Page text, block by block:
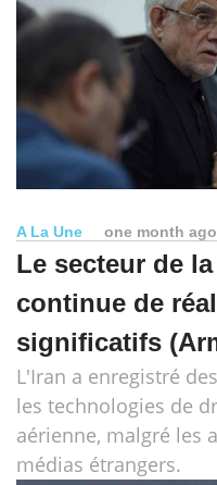
A La Une one month ago
Le secteur de
continue de
significatifs
L'Iran a enregistré
les technologies de
aérienne, malgré les
médias étrangers.